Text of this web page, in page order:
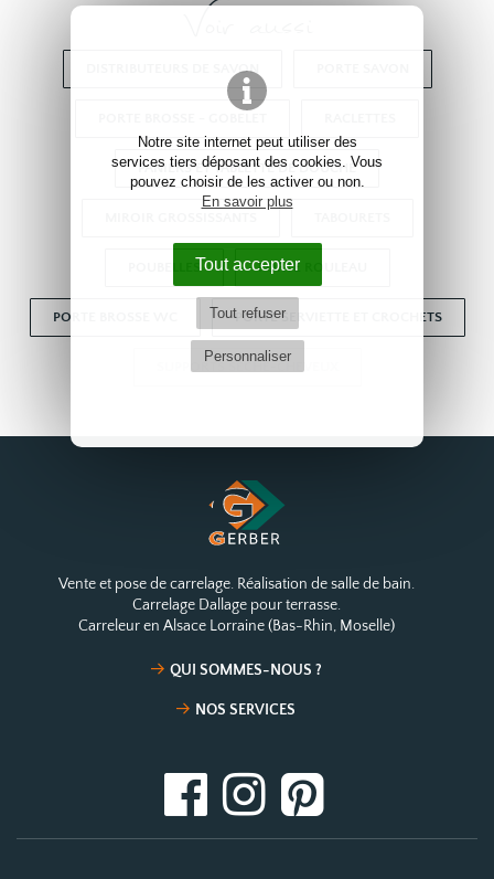
Notre site internet peut utiliser des
services tiers déposant des cookies. Vous
pouvez choisir de les activer ou non.
En savoir plus
Tout accepter
Tout refuser
Personnaliser
DISTRIBUTEURS DE SAVON
PANIERS ET TABLETTE DE DOUCHE
PORTE ROULEAU
PORTE BROSSE WC PORTE SERVIETTE ET CROCHETS
SUPPORTS SÈCHE-CHEVEUX
Vente et pose de carrelage. Réalisation de salle de bain.
Carrelage Dallage pour terrasse.
Carreleur en Alsace Lorraine (Bas-Rhin, Moselle)
QUI SOMMES-NOUS ?
NOS SERVICES